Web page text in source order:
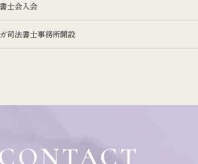
士会入会
司法書士事務所開設